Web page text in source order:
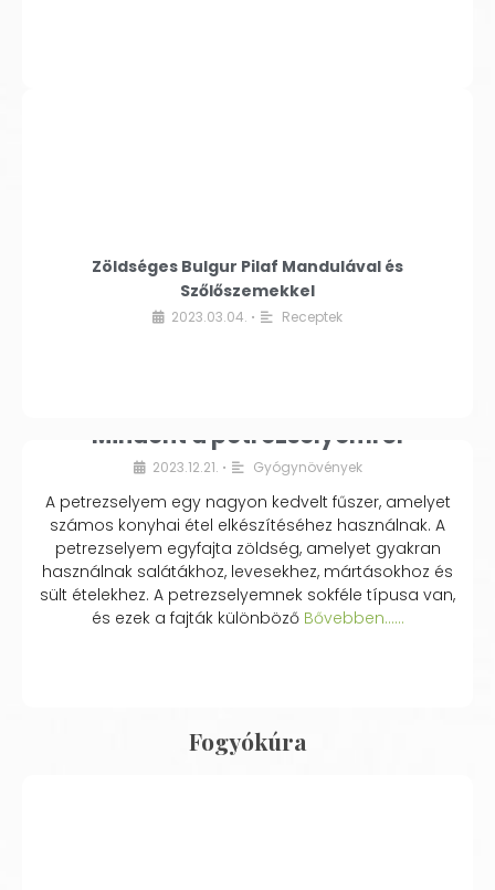
Zöldséges Bulgur Pilaf Mandulával és
Szőlőszemekkel
2023.03.04. • Receptek
Mindent a petrezselyemről
2023.12.21. • Gyógynövények
A petrezselyem egy nagyon kedvelt fűszer, amelyet
számos konyhai étel elkészítéséhez használnak. A
petrezselyem egyfajta zöldség, amelyet gyakran
használnak salátákhoz, levesekhez, mártásokhoz és
sült ételekhez. A petrezselyemnek sokféle típusa van,
és ezek a fajták különbözőBővebben...…
Fogyókúra